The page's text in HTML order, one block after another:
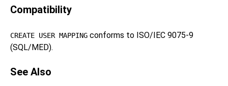
Compatibility
CREATE USER MAPPING conforms to ISO/IEC 9075-9
(SQL/MED).
See Also